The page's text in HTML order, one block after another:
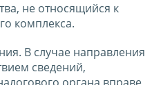
не относящийся к
комплекса.
В случае направления
сведений,